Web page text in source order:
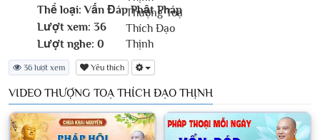
Thể loại: Vấn Đáp Phật Pháp
Lượt xem: 36
Lượt nghe: 0
36 lượt xem Yêu thích
VIDEO THƯỢNG TOẠ THÍCH ĐẠO THỊNH